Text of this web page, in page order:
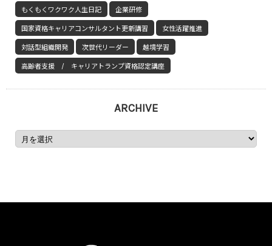
もくもくワクワク人生日記 企業研修
国家資格キャリアコンサルタント更新講習 女性活躍推進
対話型組織開発 次世代リーダー 越境学習
高齢者支援 / キャリアトランプ資格認定講座
ARCHIVE